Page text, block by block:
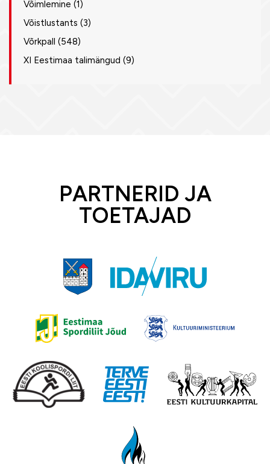
Võimlemine (1)
Võistlustants (3)
Võrkpall (548)
XI Eestimaa talimängud (9)
PARTNERID JA
TOETAJAD